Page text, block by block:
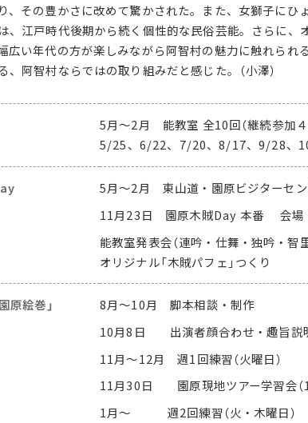
、その豊かさに改めて驚かされた。また、女獅子に
、江戸時代後期から続く個性的な民俗芸能。さらに
広い年代の方が楽しみながら阿智村の魅力に触れら
、阿智村ならではの取り組みだと感じた。 （小澤）
5月〜2月 能教室 全10回（継続参加４
5/25、6/22、7/20、8/17、9/28、
5月〜2月 東山道・園原ビジターセン
11月23日 園原木賊Day 本番 会場
能教室発表会（連吟・仕舞・独吟・
オリジナル「木賊パフェ」つくり
原絵巻」
8月〜10月 脚本相談・制作
10月8日 出演者顔合わせ・趣旨説
11月〜12月 週1回練習（火曜日）
11月30日 園原現地ツアー学習会（
1月〜 週2回練習（火・木曜日）